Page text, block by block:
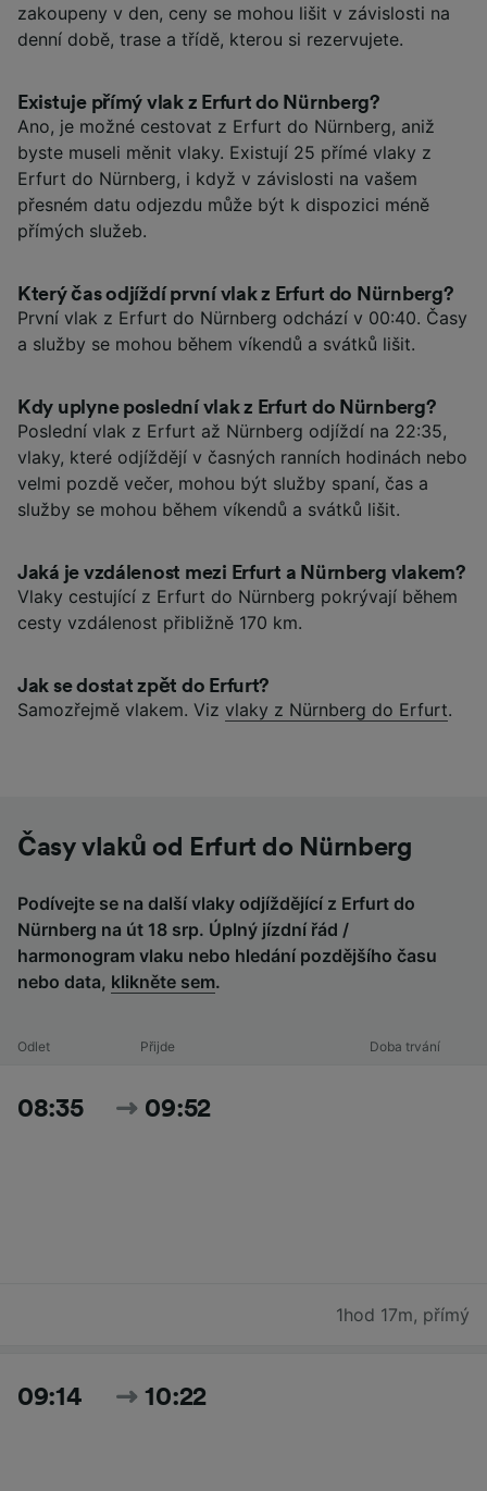
zakoupeny v den, ceny se mohou lišit v závislosti na
denní době, trase a třídě, kterou si rezervujete.
Existuje přímý vlak z Erfurt do Nürnberg?
Ano, je možné cestovat z Erfurt do Nürnberg, aniž
byste museli měnit vlaky. Existují 25 přímé vlaky z
Erfurt do Nürnberg, i když v závislosti na vašem
přesném datu odjezdu může být k dispozici méně
přímých služeb.
Který čas odjíždí první vlak z Erfurt do Nürnberg?
První vlak z Erfurt do Nürnberg odchází v 00:40. Časy
a služby se mohou během víkendů a svátků lišit.
Kdy uplyne poslední vlak z Erfurt do Nürnberg?
Poslední vlak z Erfurt až Nürnberg odjíždí na 22:35,
vlaky, které odjíždějí v časných ranních hodinách nebo
velmi pozdě večer, mohou být služby spaní, čas a
služby se mohou během víkendů a svátků lišit.
Jaká je vzdálenost mezi Erfurt a Nürnberg vlakem?
Vlaky cestující z Erfurt do Nürnberg pokrývají během
cesty vzdálenost přibližně 170 km.
Jak se dostat zpět do Erfurt?
Samozřejmě vlakem. Viz vlaky z Nürnberg do Erfurt.
Časy vlaků od Erfurt do Nürnberg
Podívejte se na další vlaky odjíždějící z Erfurt do
Nürnberg na út 18 srp. Úplný jízdní řád /
harmonogram vlaku nebo hledání pozdějšího času
nebo data, klikněte sem.
Odlet Přijde Doba trvání
08:35 09:52
1hod 17m, přímý
09:14 10:22